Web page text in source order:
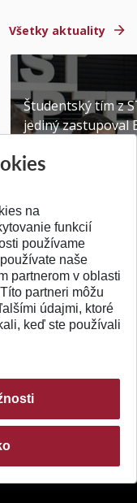
Všetky aktuality
Študentský tím z
jediný zastupoval
Publikované
na
funkcií
používame
naše
partnerom v oblasti
partneri môžu
údajmi, ktoré
keď ste používali